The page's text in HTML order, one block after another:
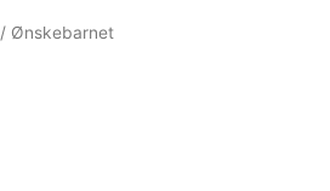
/ Ønskebarnet